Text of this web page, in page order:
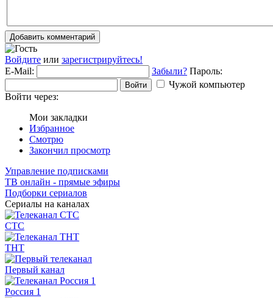
Добавить комментарий
Войдите или зарегистрируйтесь!
E-Mail:
Забыли? Пароль:
Войти
Чужой компьютер
Войти через:
Мои закладки
Избранное
Смотрю
Закончил просмотр
Управление подписками
ТВ онлайн - прямые эфиры
Подборки сериалов
Сериалы на каналах
СТС
ТНТ
Первый канал
Россия 1